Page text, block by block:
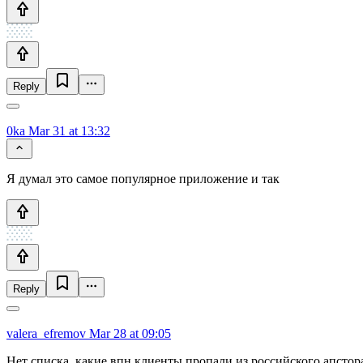
Reply
0ka Mar 31 at 13:32
Я думал это самое популярное приложение и так
Reply
valera_efremov Mar 28 at 09:05